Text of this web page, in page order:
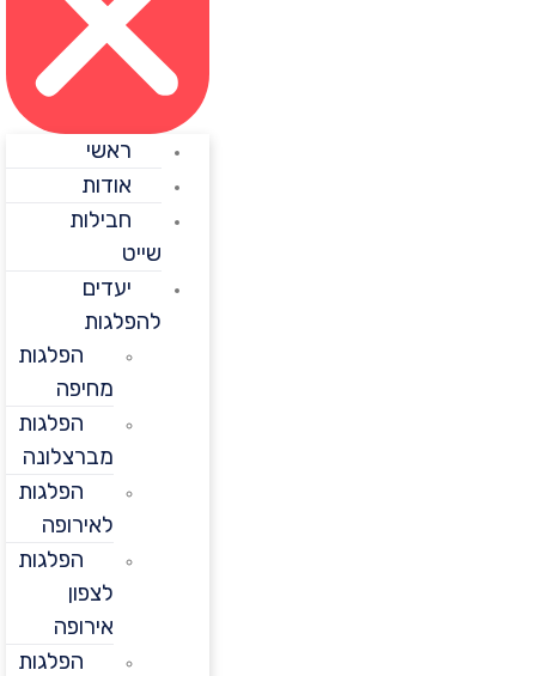
ראשי
אודות
חבילות
יעדים
להפלגות
הפלגות
מחיפה
הפלגות
מברצלונה
הפלגות
לאירופה
הפלגות
אירופה
הפלגות